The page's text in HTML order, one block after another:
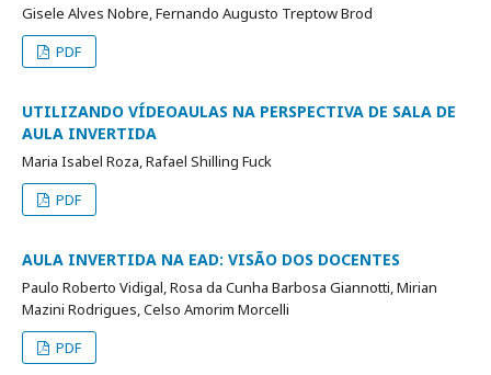
Gisele Alves Nobre, Fernando Augusto Treptow Brod
PDF
UTILIZANDO VÍDEOAULAS NA PERSPECTIVA DE SALA DE
AULA INVERTIDA
Maria Isabel Roza, Rafael Shilling Fuck
PDF
AULA INVERTIDA NA EAD: VISÃO DOS DOCENTES
Paulo Roberto Vidigal, Rosa da Cunha Barbosa Giannotti, Mirian
Mazini Rodrigues, Celso Amorim Morcelli
PDF